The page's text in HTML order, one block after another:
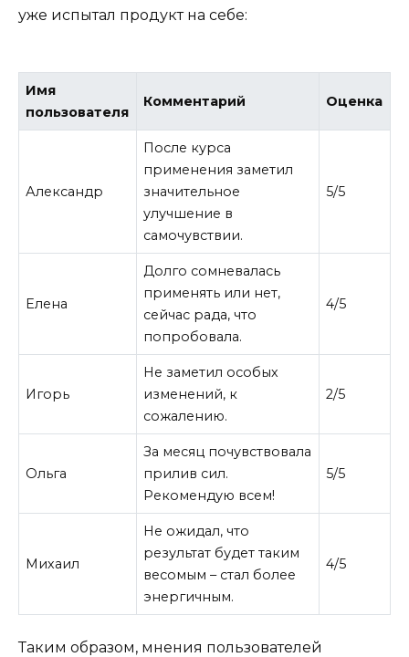
уже испытал продукт на себе:
Имя
пользователя
Комментарий Оценка
Александр
После курса
применения заметил
значительное
улучшение в
самочувствии.
5/5
Елена
Долго сомневалась
применять или нет,
сейчас рада, что
попробовала.
4/5
Игорь
Не заметил особых
изменений, к
сожалению.
2/5
Ольга
За месяц почувствовала
прилив сил.
Рекомендую всем!
5/5
Михаил
Не ожидал, что
результат будет таким
весомым – стал более
энергичным.
4/5
Таким образом, мнения пользователей